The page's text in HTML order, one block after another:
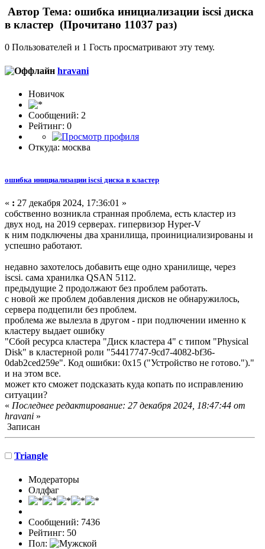
Автор Тема: ошибка инициализации iscsi диска
в кластер (Прочитано 11037 раз)
0 Пользователей и 1 Гость просматривают эту тему.
hravani
Новичок
Сообщений: 2
Рейтинг: 0
Откуда: москва
ошибка инициализации iscsi диска в кластер
« : 27 декабря 2024, 17:36:01 »
собственно возникла странная проблема, есть кластер из
двух нод, на 2019 серверах. гипервизор Hyper-V
к ним подключены два хранилища, проинициализированы и
успешно работают.
недавно захотелось добавить еще одно хранилище, через
iscsi. сама хранилка QSAN 5112.
предыдущие 2 продолжают без проблем работать.
с новой же проблем добавления дисков не обнаружилось,
сервера подцепили без проблем.
проблема же вылезла в другом - при подлючении именно к
кластеру выдает ошибку
"Сбой ресурса кластера "Диск кластера 4" с типом "Physical
Disk" в кластерной роли "54417747-9cd7-4082-bf36-
0dab2ced259e". Код ошибки: 0x15 ("Устройство не готово.")."
и на этом все.
может кто сможет подсказать куда копать по исправлению
ситуации?
« Последнее редактирование: 27 декабря 2024, 18:47:44 от
hravani »
Записан
Triangle
Модераторы
Олдфаг
Сообщений: 7436
Рейтинг: 50
Пол: